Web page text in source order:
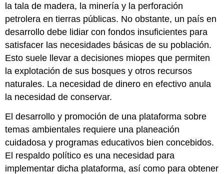
la tala de madera, la minería y la perforación
petrolera en tierras públicas. No obstante, un país en
desarrollo debe lidiar con fondos insuficientes para
satisfacer las necesidades básicas de su población.
Esto suele llevar a decisiones miopes que permiten
la explotación de sus bosques y otros recursos
naturales. La necesidad de dinero en efectivo anula
la necesidad de conservar.
El desarrollo y promoción de una plataforma sobre
temas ambientales requiere una planeación
cuidadosa y programas educativos bien concebidos.
El respaldo político es una necesidad para
implementar dicha plataforma, así como para obtener